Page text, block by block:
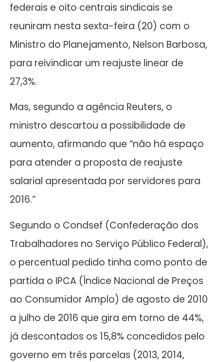
federais e oito centrais sindicais se
reuniram nesta sexta-feira (20) com o
Ministro do Planejamento, Nelson Barbosa,
para reivindicar um reajuste linear de
27,3%.
Mas, segundo a agência Reuters, o
ministro descartou a possibilidade de
aumento, afirmando que “não há espaço
para atender a proposta de reajuste
salarial apresentada por servidores para
2016.”
Segundo o Condsef (Confederação dos
Trabalhadores no Serviço Público Federal),
o percentual pedido tinha como ponto de
partida o IPCA (Índice Nacional de Preços
ao Consumidor Amplo) de agosto de 2010
a julho de 2016 que gira em torno de 44%,
já descontados os 15,8% concedidos pelo
governo em três parcelas (2013, 2014,